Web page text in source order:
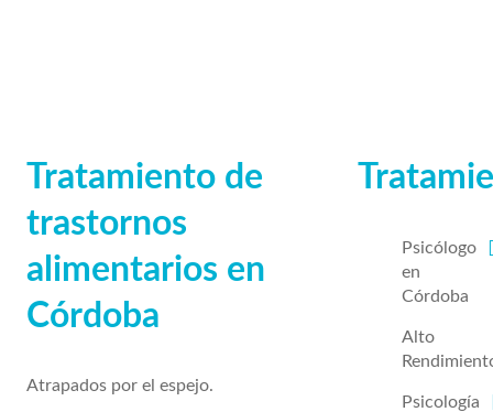
Tratamiento de
trastornos
alimentarios en
Córdoba
Atrapados por el espejo.
Psicólogo
en
Córdoba
Alto
Psicología